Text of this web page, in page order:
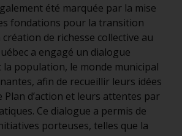
été marquée par la mise
fondations pour la transition
de richesse collective au
a engagé un dialogue
la population, le monde municipal
afin de recueillir leurs idées
d’action et leurs attentes par
Ce dialogue a permis de
porteuses, telles que la